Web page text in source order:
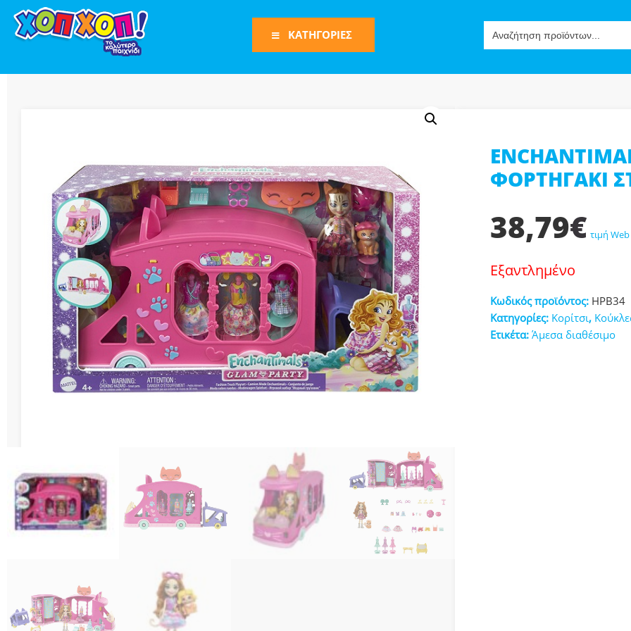
for:
ΚΑΤΗΓΟΡΙΕΣ
Φιγούρες
Τρένα
Bruder
Οχήματα
Πίστες-Γκαράζ
Παιχνίδια Ρόλων-Μίμησης
Play Set
Όπλα
Διάφορες Κατασκευές
Σπόρ
ΦΟΡΤΗΓΑΚΙ
38,79€ τιμή Web
Εξαντλημένο
Κωδικός προϊόντος: HPB34
Κατηγορίες: Κορίτσι,
Ετικέτα: Άμεσα διαθέσιμο